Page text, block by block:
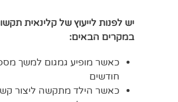
יש לפנות לייעוץ של קלינאית
במקרים הבאים:
כאשר מופיע גמגום למשך
חודשים
כאשר הילד מתקשה ליצור